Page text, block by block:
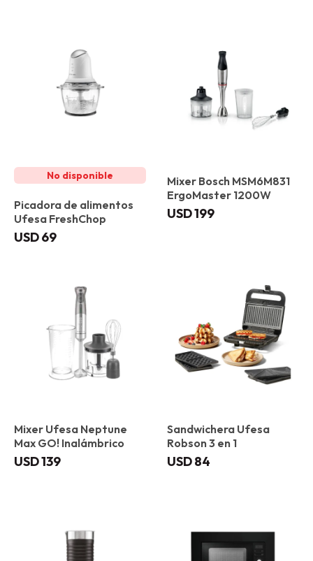
Picadora de alimentos
Ufesa FreshChop
USD69
Mixer Bosch MSM6M831
ErgoMaster 1200W
USD199
Mixer Ufesa Neptune
Max GO! Inalámbrico
USD139
Sandwichera Ufesa
Robson 3 en 1
USD84